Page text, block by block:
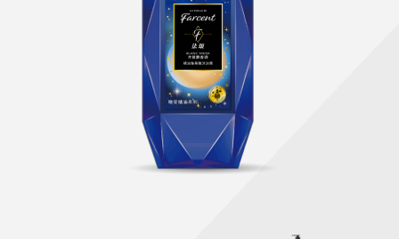
透過各種型態及管道與利害關係人建立友善溝通平台
股東會相關重要事項與發佈
協助解決您對產品的疑問